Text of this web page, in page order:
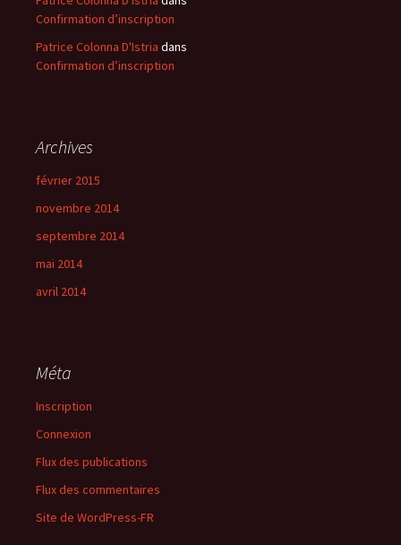
Confirmation d’inscription
Patrice Colonna D'Istria dans
Confirmation d’inscription
Archives
février 2015
novembre 2014
septembre 2014
mai 2014
avril 2014
Méta
Inscription
Connexion
Flux des publications
Flux des commentaires
Site de WordPress-FR